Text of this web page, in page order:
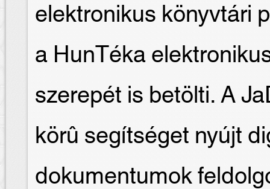
elektronikus könyvtári
a HunTéka
szerepét is betölti. A
körû segítséget nyújt
dokumentumok